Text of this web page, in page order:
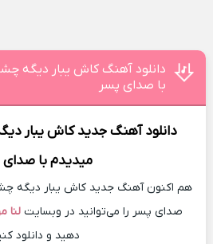
دانلود آهنگ کاش یبار دیگه
با صدای پسر
دانلود آهنگ جدید کاش یبار
میدیدم با
هم اکنون آهنگ جدید کاش یبار دیگه
صدای پسر را می‌توانید در وبسایتلنا
دهید و دانلود